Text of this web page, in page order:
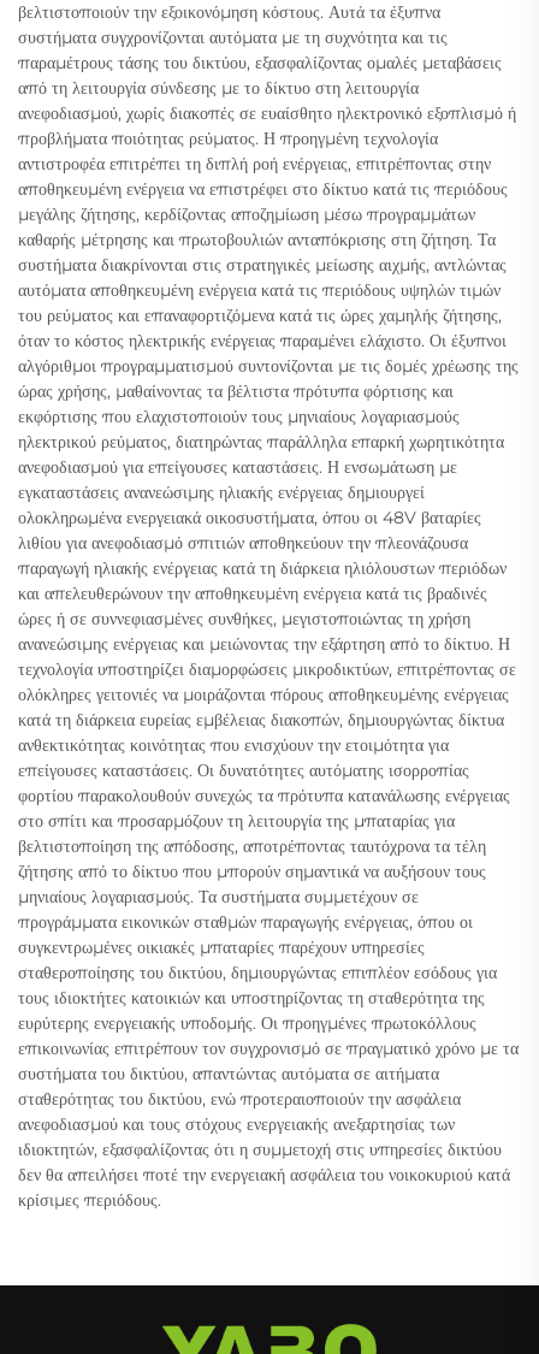
βελτιστοποιούν την εξοικονόμηση κόστους. Αυτά τα έξυπνα
συστήματα συγχρονίζονται αυτόματα με τη συχνότητα και τις
παραμέτρους τάσης του δικτύου, εξασφαλίζοντας ομαλές μεταβάσεις
από τη λειτουργία σύνδεσης με το δίκτυο στη λειτουργία
ανεφοδιασμού, χωρίς διακοπές σε ευαίσθητο ηλεκτρονικό εξοπλισμό ή
προβλήματα ποιότητας ρεύματος. Η προηγμένη τεχνολογία
αντιστροφέα επιτρέπει τη διπλή ροή ενέργειας, επιτρέποντας στην
αποθηκευμένη ενέργεια να επιστρέφει στο δίκτυο κατά τις περιόδους
μεγάλης ζήτησης, κερδίζοντας αποζημίωση μέσω προγραμμάτων
καθαρής μέτρησης και πρωτοβουλιών ανταπόκρισης στη ζήτηση. Τα
συστήματα διακρίνονται στις στρατηγικές μείωσης αιχμής, αντλώντας
αυτόματα αποθηκευμένη ενέργεια κατά τις περιόδους υψηλών τιμών
του ρεύματος και επαναφορτιζόμενα κατά τις ώρες χαμηλής ζήτησης,
όταν το κόστος ηλεκτρικής ενέργειας παραμένει ελάχιστο. Οι έξυπνοι
αλγόριθμοι προγραμματισμού συντονίζονται με τις δομές χρέωσης της
ώρας χρήσης, μαθαίνοντας τα βέλτιστα πρότυπα φόρτισης και
εκφόρτισης που ελαχιστοποιούν τους μηνιαίους λογαριασμούς
ηλεκτρικού ρεύματος, διατηρώντας παράλληλα επαρκή χωρητικότητα
ανεφοδιασμού για επείγουσες καταστάσεις. Η ενσωμάτωση με
εγκαταστάσεις ανανεώσιμης ηλιακής ενέργειας δημιουργεί
ολοκληρωμένα ενεργειακά οικοσυστήματα, όπου οι 48V βαταρίες
λιθίου για ανεφοδιασμό σπιτιών αποθηκεύουν την πλεονάζουσα
παραγωγή ηλιακής ενέργειας κατά τη διάρκεια ηλιόλουστων περιόδων
και απελευθερώνουν την αποθηκευμένη ενέργεια κατά τις βραδινές
ώρες ή σε συννεφιασμένες συνθήκες, μεγιστοποιώντας τη χρήση
ανανεώσιμης ενέργειας και μειώνοντας την εξάρτηση από το δίκτυο. Η
τεχνολογία υποστηρίζει διαμορφώσεις μικροδικτύων, επιτρέποντας σε
ολόκληρες γειτονιές να μοιράζονται πόρους αποθηκευμένης ενέργειας
κατά τη διάρκεια ευρείας εμβέλειας διακοπών, δημιουργώντας δίκτυα
ανθεκτικότητας κοινότητας που ενισχύουν την ετοιμότητα για
επείγουσες καταστάσεις. Οι δυνατότητες αυτόματης ισορροπίας
φορτίου παρακολουθούν συνεχώς τα πρότυπα κατανάλωσης ενέργειας
στο σπίτι και προσαρμόζουν τη λειτουργία της μπαταρίας για
βελτιστοποίηση της απόδοσης, αποτρέποντας ταυτόχρονα τα τέλη
ζήτησης από το δίκτυο που μπορούν σημαντικά να αυξήσουν τους
μηνιαίους λογαριασμούς. Τα συστήματα συμμετέχουν σε
προγράμματα εικονικών σταθμών παραγωγής ενέργειας, όπου οι
συγκεντρωμένες οικιακές μπαταρίες παρέχουν υπηρεσίες
σταθεροποίησης του δικτύου, δημιουργώντας επιπλέον εσόδους για
τους ιδιοκτήτες κατοικιών και υποστηρίζοντας τη σταθερότητα της
ευρύτερης ενεργειακής υποδομής. Οι προηγμένες πρωτοκόλλους
επικοινωνίας επιτρέπουν τον συγχρονισμό σε πραγματικό χρόνο με τα
συστήματα του δικτύου, απαντώντας αυτόματα σε αιτήματα
σταθερότητας του δικτύου, ενώ προτεραιοποιούν την ασφάλεια
ανεφοδιασμού και τους στόχους ενεργειακής ανεξαρτησίας των
ιδιοκτητών, εξασφαλίζοντας ότι η συμμετοχή στις υπηρεσίες δικτύου
δεν θα απειλήσει ποτέ την ενεργειακή ασφάλεια του νοικοκυριού κατά
κρίσιμες περιόδους.